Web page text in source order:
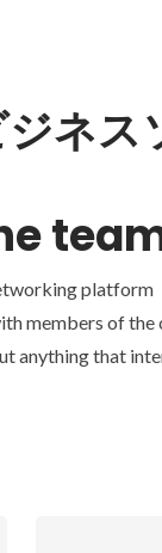
ネ
platform
members of the
anything that